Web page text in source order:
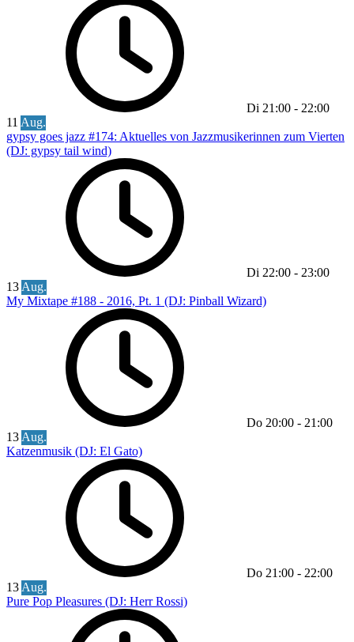
Di 21:00 - 22:00
11 Aug.
gypsy goes jazz #174: Aktuelles von Jazzmusikerinnen zum Vierten
(DJ: gypsy tail wind)
Di 22:00 - 23:00
13 Aug.
My Mixtape #188 - 2016, Pt. 1 (DJ: Pinball Wizard)
Do 20:00 - 21:00
13 Aug.
Katzenmusik (DJ: El Gato)
Do 21:00 - 22:00
13 Aug.
Pure Pop Pleasures (DJ: Herr Rossi)